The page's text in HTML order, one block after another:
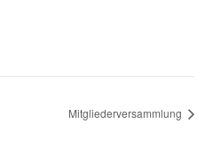
Mitgliederversammlung